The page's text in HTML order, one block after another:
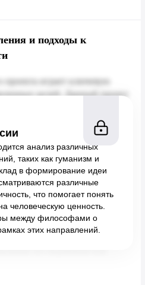
и подходы к
анализ различных
таких как гуманизм и
в формирование идеи
различные
что помогает понять
человеческую ценность.
между философами о
этих направлений.